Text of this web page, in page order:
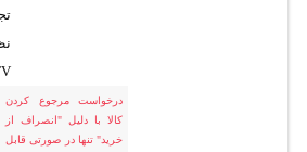
درخواست مرجوع کردن
کالا با دلیل "انصراف از
خرید" تنها در صورتی قابل